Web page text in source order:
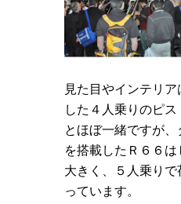
見た目やインテリ
した４人乗りのピ
とほぼ一緒ですが
を搭載したＲ６６
大きく、５人乗り
っています。